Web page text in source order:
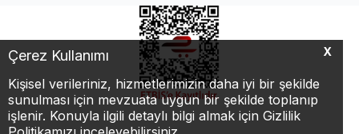
X
Çerez Kullanımı
Kişisel verileriniz, hizmetlerimizin daha iyi bir şekilde
sunulması için mevzuata uygun bir şekilde toplanıp
işlenir. Konuyla ilgili detaylı bilgi almak için Gizlilik